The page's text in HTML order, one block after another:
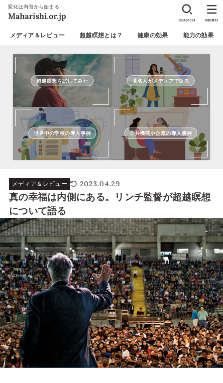
変化は内側から始まる
メディア＆レビュー 超越瞑想とは？ 健康の効果 能力の効果
SEARCH MENU
超越瞑想を試してみた 著名人がメディアで語る
世界中の学校の導入事例 公共機関や企業の導入事例
メディア＆レビュー 2023.04.29
真の幸福は内側にある。リンチ監督が超越瞑想
について語る